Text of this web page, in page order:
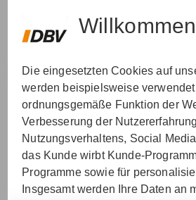
Die eingesetzten Cookies auf
werden beispielsweise
ordnungsgemäße Funktion der
Verbesserung der
Nutzungsverhaltens, Social
das Kunde wirbt Kunde-
Programme sowie für
Insgesamt werden Ihre Daten an
VER­STAN­DEN &